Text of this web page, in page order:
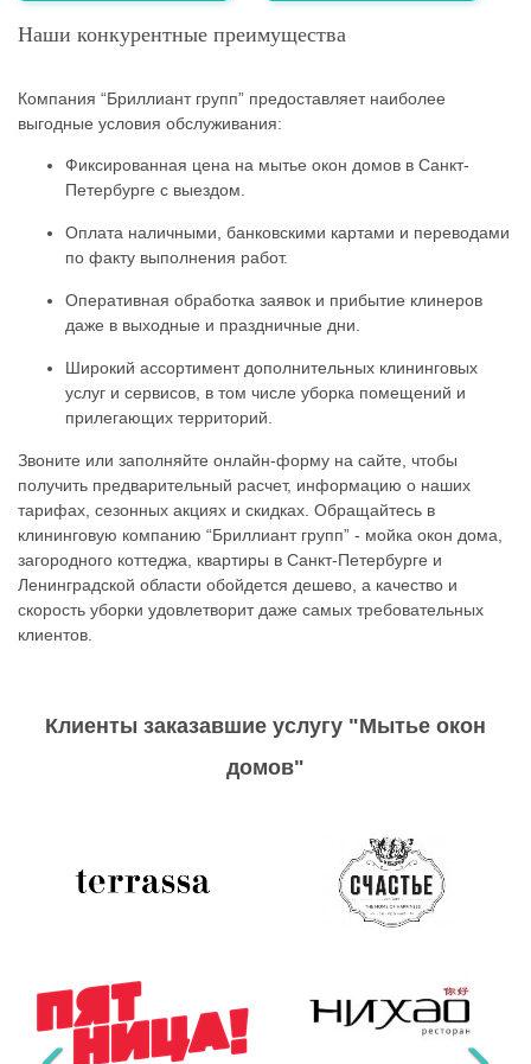
Наши конкурентные преимущества
Компания “Бриллиант групп” предоставляет наиболее
выгодные условия обслуживания:
Фиксированная цена на мытье окон домов в Санкт-
Петербурге с выездом.
Оплата наличными, банковскими картами и переводами
по факту выполнения работ.
Оперативная обработка заявок и прибытие клинеров
даже в выходные и праздничные дни.
Широкий ассортимент дополнительных клининговых
услуг и сервисов, в том числе уборка помещений и
прилегающих территорий.
Звоните или заполняйте онлайн-форму на сайте, чтобы
получить предварительный расчет, информацию о наших
тарифах, сезонных акциях и скидках. Обращайтесь в
клининговую компанию “Бриллиант групп” - мойка окон дома,
загородного коттеджа, квартиры в Санкт-Петербурге и
Ленинградской области обойдется дешево, а качество и
скорость уборки удовлетворит даже самых требовательных
клиентов.
Клиенты заказавшие услугу "Мытье окон
домов"